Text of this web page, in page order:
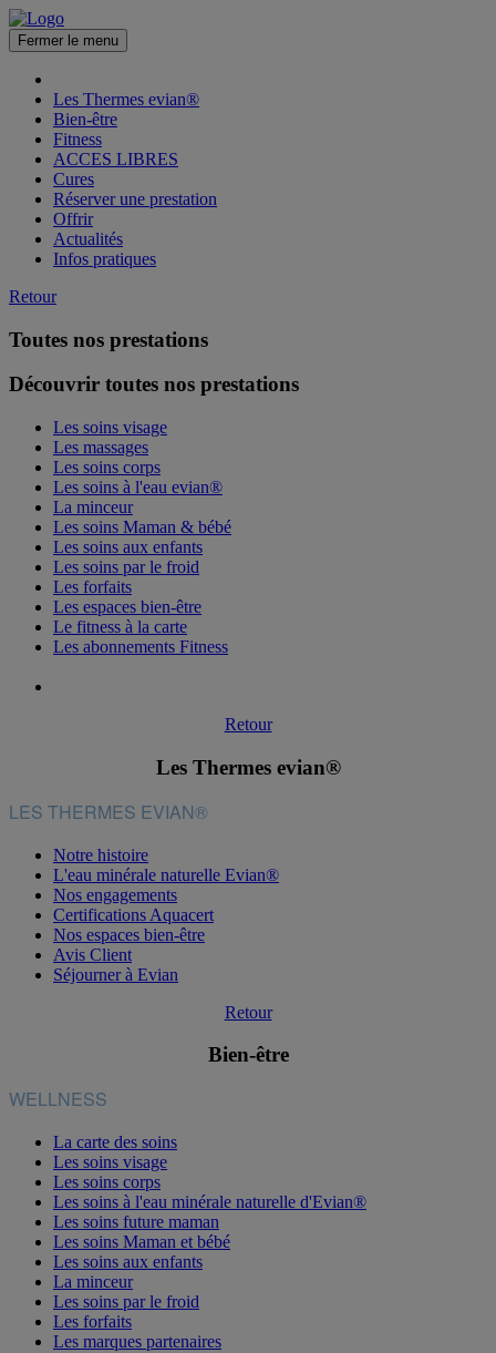
Fermer le menu
Les Thermes evian®
Bien-être
Fitness
ACCES LIBRES
Cures
Réserver une prestation
Offrir
Actualités
Infos pratiques
Retour
Toutes nos prestations
Découvrir toutes nos prestations
Les soins visage
Les massages
Les soins corps
Les soins à l'eau evian®
La minceur
Les soins Maman & bébé
Les soins aux enfants
Les soins par le froid
Les forfaits
Les espaces bien-être
Le fitness à la carte
Les abonnements Fitness
Retour
Les Thermes evian®
LES THERMES EVIAN®
Notre histoire
L'eau minérale naturelle Evian®
Nos engagements
Certifications Aquacert
Nos espaces bien-être
Avis Client
Séjourner à Evian
Retour
Bien-être
WELLNESS
La carte des soins
Les soins visage
Les soins corps
Les soins à l'eau minérale naturelle d'Evian®
Les soins future maman
Les soins Maman et bébé
Les soins aux enfants
La minceur
Les soins par le froid
Les forfaits
Les marques partenaires